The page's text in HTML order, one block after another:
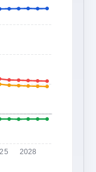
2028